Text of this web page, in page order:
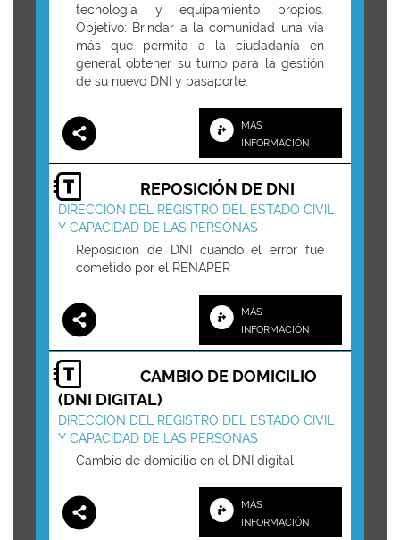
tecnología y equipamiento propios.
Objetivo: Brindar a la comunidad una vía
más que permita a la ciudadanía en
general obtener su turno para la gestión
de su nuevo DNI y pasaporte.
MÁS
INFORMACIÓN
REPOSICIÓN DE DNI
DIRECCION DEL REGISTRO DEL ESTADO CIVIL
Y CAPACIDAD DE LAS PERSONAS
Reposición de DNI cuando el error fue
cometido por el RENAPER
MÁS
INFORMACIÓN
CAMBIO DE DOMICILIO
(DNI DIGITAL)
DIRECCION DEL REGISTRO DEL ESTADO CIVIL
Y CAPACIDAD DE LAS PERSONAS
Cambio de domicilio en el DNI digital
MÁS
INFORMACIÓN